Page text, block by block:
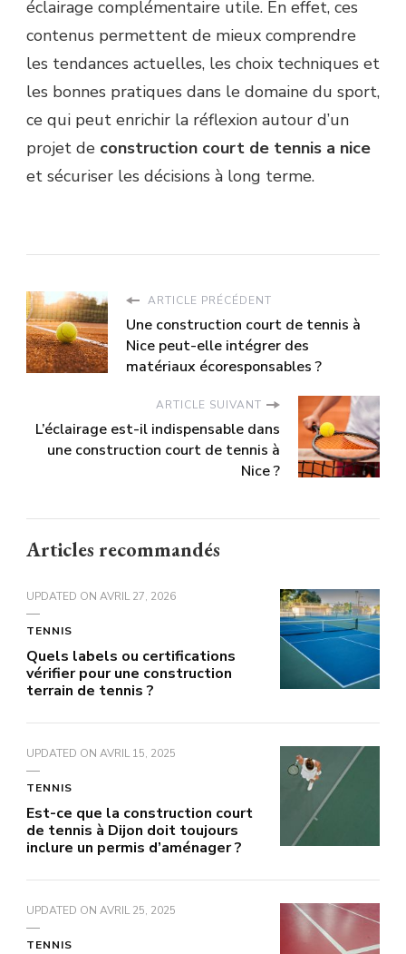
éclairage complémentaire utile. En effet, ces
contenus permettent de mieux comprendre
les tendances actuelles, les choix techniques et
les bonnes pratiques dans le domaine du sport,
ce qui peut enrichir la réflexion autour d’un
projet de construction court de tennis a nice
et sécuriser les décisions à long terme.
ARTICLE PRÉCÉDENT
Une construction court de tennis à
Nice peut-elle intégrer des
matériaux écoresponsables ?
ARTICLE SUIVANT
L’éclairage est-il indispensable dans
une construction court de tennis à
Nice ?
Articles recommandés
UPDATED ON AVRIL 27, 2026
TENNIS
Quels labels ou certifications
vérifier pour une construction
terrain de tennis ?
UPDATED ON AVRIL 15, 2025
TENNIS
Est-ce que la construction court
de tennis à Dijon doit toujours
inclure un permis d’aménager ?
UPDATED ON AVRIL 25, 2025
TENNIS